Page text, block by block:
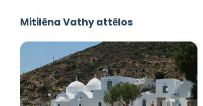
Mitilēna Vathy attēlos